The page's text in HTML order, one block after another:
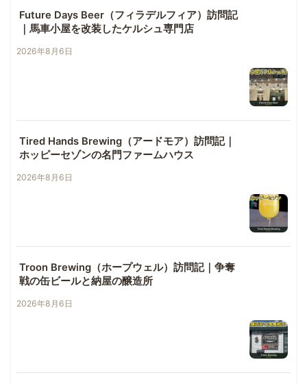
Future Days Beer（フィラデルフィア）訪問記
｜馬車小屋を改装したケルシュ専門店
2026年8月6日
Tired Hands Brewing（アードモア）訪問記｜
ホッピーセゾンの名門ファームハウス
2026年8月6日
Troon Brewing（ホープウェル）訪問記｜争奪
戦の缶ビールと納屋の醸造所
2026年8月6日